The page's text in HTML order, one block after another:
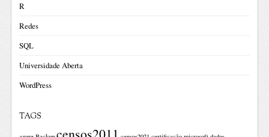
R
Redes
SQL
Universidade Aberta
WordPress
TAGS
censos2011